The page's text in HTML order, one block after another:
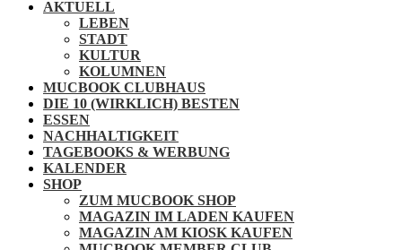
AKTUELL
LEBEN
STADT
KULTUR
KOLUMNEN
MUCBOOK CLUBHAUS
DIE 10 (WIRKLICH) BESTEN
ESSEN
NACHHALTIGKEIT
TAGEBOOKS & WERBUNG
KALENDER
SHOP
ZUM MUCBOOK SHOP
MAGAZIN IM LADEN KAUFEN
MAGAZIN AM KIOSK KAUFEN